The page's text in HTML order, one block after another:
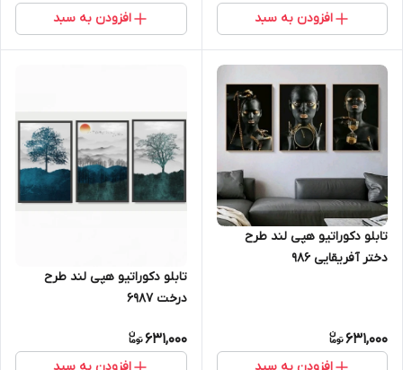
افزودن به سبد افزودن به سبد
تابلو دکوراتیو هپی لند طرح
دختر آفریقایی 986
631,000
تابلو دکوراتیو هپی لند طرح
درخت 6987
631,000